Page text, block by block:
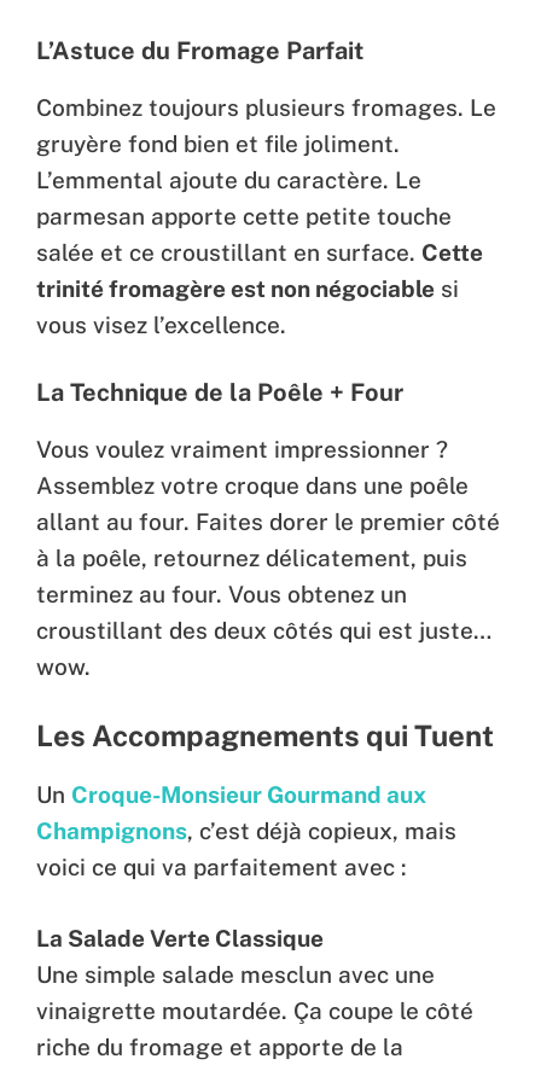
L’Astuce du Fromage Parfait
Combinez toujours plusieurs fromages. Le
gruyère fond bien et file joliment.
L’emmental ajoute du caractère. Le
parmesan apporte cette petite touche
salée et ce croustillant en surface. Cette
trinité fromagère est non négociable si
vous visez l’excellence.
La Technique de la Poêle + Four
Vous voulez vraiment impressionner ?
Assemblez votre croque dans une poêle
allant au four. Faites dorer le premier côté
à la poêle, retournez délicatement, puis
terminez au four. Vous obtenez un
croustillant des deux côtés qui est juste…
wow.
Les Accompagnements qui Tuent
Un Croque-Monsieur Gourmand aux
Champignons, c’est déjà copieux, mais
voici ce qui va parfaitement avec :
La Salade Verte Classique
Une simple salade mesclun avec une
vinaigrette moutardée. Ça coupe le côté
riche du fromage et apporte de la